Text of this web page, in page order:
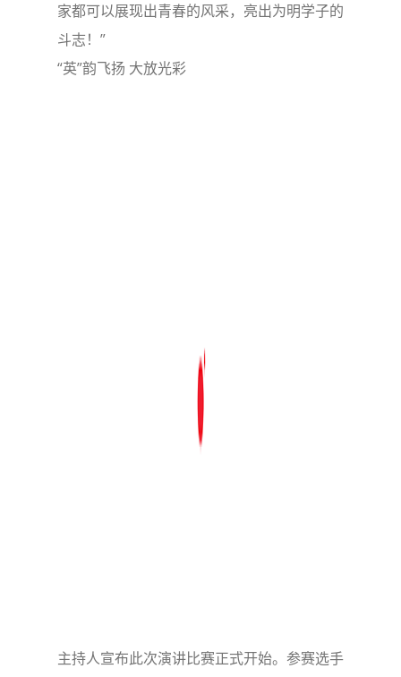
家都可以展现出青春的风采，亮出为明学子的
斗志！”
“英”韵飞扬 大放光彩
主持人宣布此次演讲比赛正式开始。参赛选手